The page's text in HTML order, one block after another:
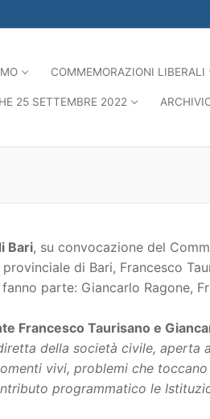
COMMEMORAZIONI LIBERALI
25 SETTEMBRE 2022
Bari, su convocazione del
di Bari, Francesco
parte: Giancarlo Ragone,
Francesco Taurisano e
della società civile, aperta
vivi, problemi che
programmatico le